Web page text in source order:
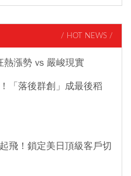
/ HOT NEWS /
漲勢 vs 嚴峻現實
「落後群創」成最後稻
飛！鎖定美日頂級客戶切